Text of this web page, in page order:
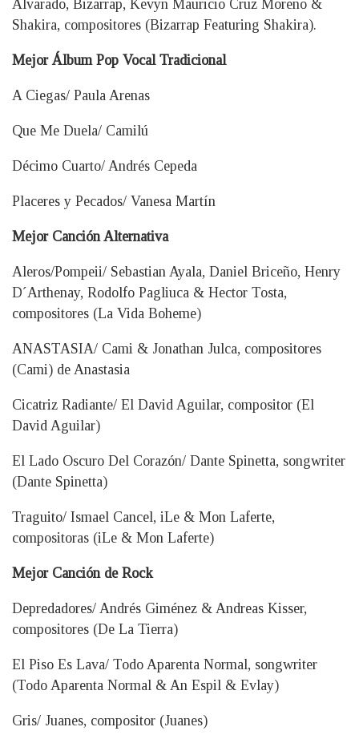
Alvarado, Bizarrap, Kevyn Mauricio Cruz Moreno &
Shakira, compositores (Bizarrap Featuring Shakira).
Mejor Álbum Pop Vocal Tradicional
A Ciegas/ Paula Arenas
Que Me Duela/ Camilú
Décimo Cuarto/ Andrés Cepeda
Placeres y Pecados/ Vanesa Martín
Mejor Canción Alternativa
Aleros/Pompeii/ Sebastian Ayala, Daniel Briceño, Henry
D´Arthenay, Rodolfo Pagliuca & Hector Tosta,
compositores (La Vida Boheme)
ANASTASIA/ Cami & Jonathan Julca, compositores
(Cami) de Anastasia
Cicatriz Radiante/ El David Aguilar, compositor (El
David Aguilar)
El Lado Oscuro Del Corazón/ Dante Spinetta, songwriter
(Dante Spinetta)
Traguito/ Ismael Cancel, iLe & Mon Laferte,
compositoras (iLe & Mon Laferte)
Mejor Canción de Rock
Depredadores/ Andrés Giménez & Andreas Kisser,
compositores (De La Tierra)
El Piso Es Lava/ Todo Aparenta Normal, songwriter
(Todo Aparenta Normal & An Espil & Evlay)
Gris/ Juanes, compositor (Juanes)